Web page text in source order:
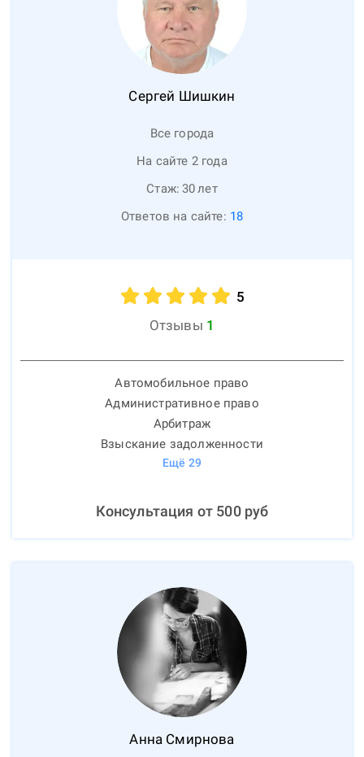
Сергей Шишкин
Все города
На сайте 2 года
Стаж: 30лет
Ответов на сайте: 18
5
Отзывы 1
Автомобильное право
Административное право
Арбитраж
Взыскание задолженности
Ещё 29
Консультация от 500руб
Анна Смирнова